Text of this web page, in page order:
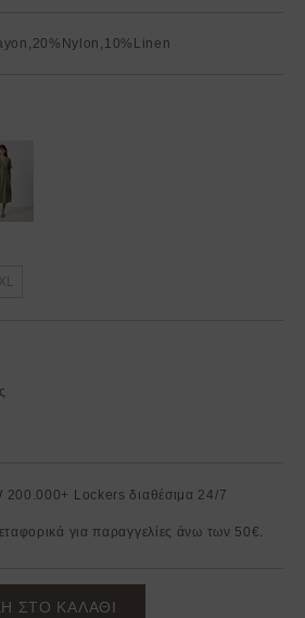
200.000+ Lockers διαθέσιμα 24/7
για παραγγελίες άνω των 50€.
ΣΤΟ ΚΑΛΑΘΙ